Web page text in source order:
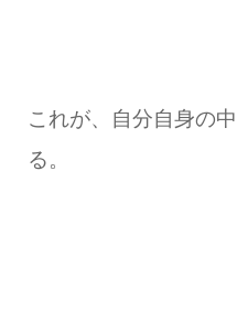
これが、自分自身の
る。